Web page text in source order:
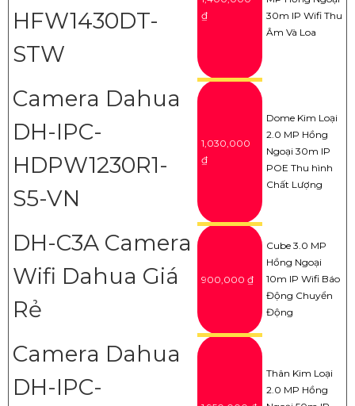
HFW1430DT-
STW
₫
30m IP Wifi Thu
Âm Và Loa
Camera Dahua
DH-IPC-
HDPW1230R1-
S5-VN
1,030,000
₫
Dome Kim Loại
2.0 MP Hồng
Ngoại 30m IP
POE Thu hình
Chất Lượng
DH-C3A Camera
Wifi Dahua Giá
Rẻ
900,000 ₫
Cube 3.0 MP
Hồng Ngoại
10m IP Wifi Báo
Động Chuyển
Động
Camera Dahua
DH-IPC-
Thân Kim Loại
2.0 MP Hồng